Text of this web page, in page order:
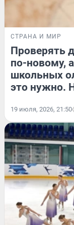
СТРАНА И МИР
Проверять
по-новому,
школьных
это нужно.
19 июля, 2026, 21:50